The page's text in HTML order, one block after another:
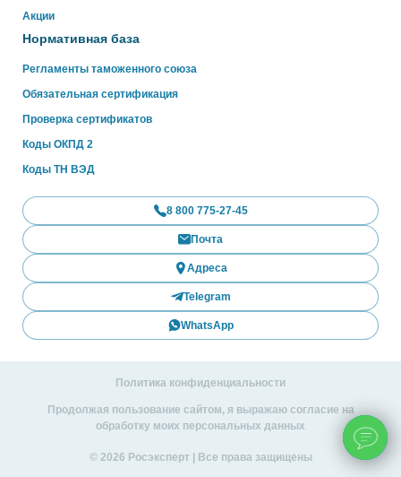
Акции
Нормативная база
Регламенты таможенного союза
Обязательная сертификация
Проверка сертификатов
Коды ОКПД 2
Коды ТН ВЭД
8 800 775-27-45
Почта
Адреса
Telegram
WhatsApp
Политика конфиденциальности
Продолжая пользование сайтом, я выражаю согласие на
обработку моих персональных данных
© 2026 Росэксперт | Все права защищены
ChatApp